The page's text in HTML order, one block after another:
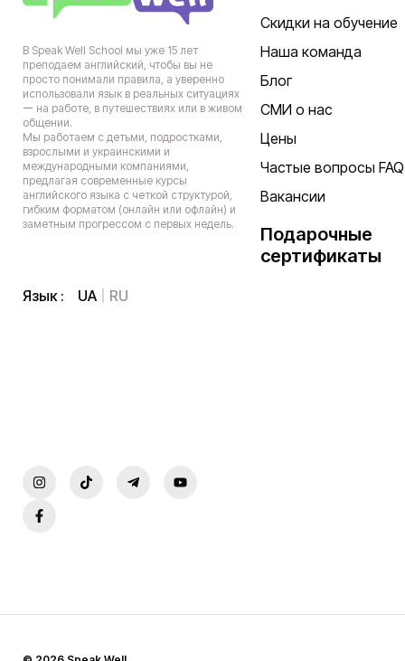
В Speak Well School мы уже 15 лет
преподаем английский, чтобы вы не
просто понимали правила, а уверенно
использовали язык в реальных ситуациях
ー на работе, в путешествиях или в живом
общении.
Мы работаем с детьми, подростками,
взрослыми и украинскими и
международными компаниями,
предлагая современные курсы
английского языка с четкой структурой,
гибким форматом (онлайн или офлайн) и
заметным прогрессом с первых недель.
Язык : UA RU
Скидки на обучение
Наша команда
Блог
СМИ о нас
Цены
Частые вопросы FAQ
Вакансии
Подарочные
сертификаты